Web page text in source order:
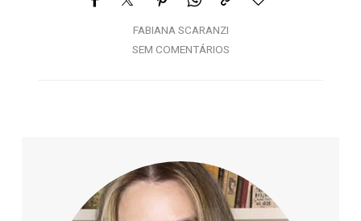
FABIANA SCARANZI
SEM COMENTÁRIOS